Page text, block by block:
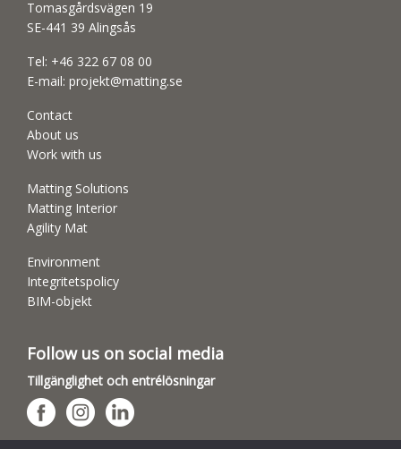
Tomasgårdsvägen 19
SE-441 39 Alingsås
Tel: +46 322 67 08 00
E-mail: projekt@matting.se
Contact
About us
Work with us
Matting Solutions
Matting Interior
Agility Mat
Environment
Integritetspolicy
BIM-objekt
Follow us on social media
Tillgänglighet och entrélösningar